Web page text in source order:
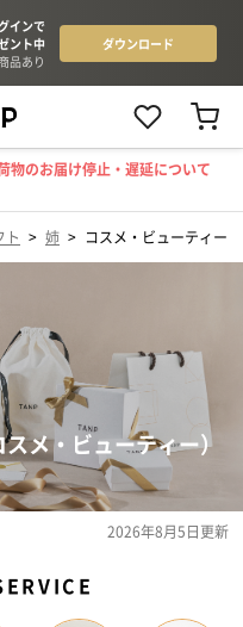
物のお届け停止・遅延について
ト > 姉 > コスメ・ビューティー
メ・ビューティー）
2026年8月5日更新